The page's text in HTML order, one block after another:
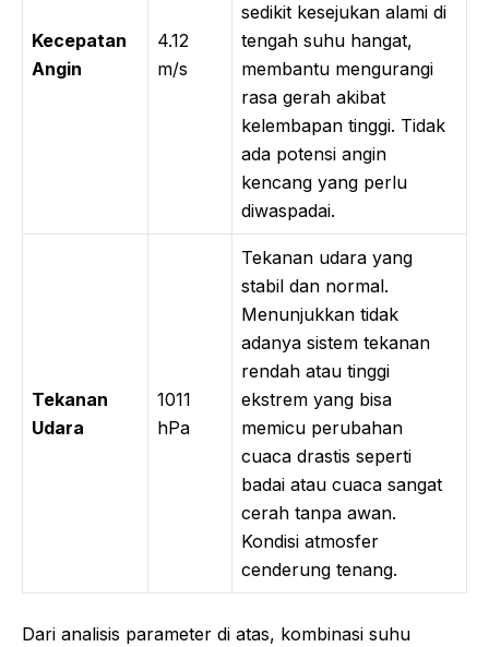
Kecepatan
Angin
4.12
m/s
sedikit kesejukan alami di
tengah suhu hangat,
membantu mengurangi
rasa gerah akibat
kelembapan tinggi. Tidak
ada potensi angin
kencang yang perlu
diwaspadai.
Tekanan
Udara
1011
hPa
Tekanan udara yang
stabil dan normal.
Menunjukkan tidak
adanya sistem tekanan
rendah atau tinggi
ekstrem yang bisa
memicu perubahan
cuaca drastis seperti
badai atau cuaca sangat
cerah tanpa awan.
Kondisi atmosfer
cenderung tenang.
Dari analisis parameter di atas, kombinasi suhu